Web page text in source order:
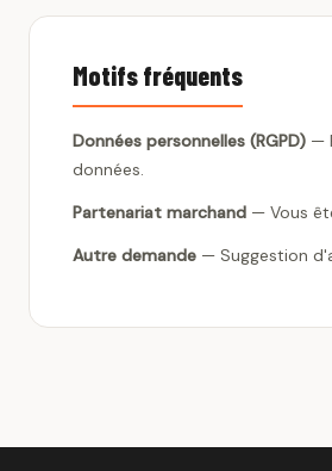
Motifs fréquents
Données personnelles (RGPD) —
données.
Partenariat marchand — Vous
Autre demande — Suggestion